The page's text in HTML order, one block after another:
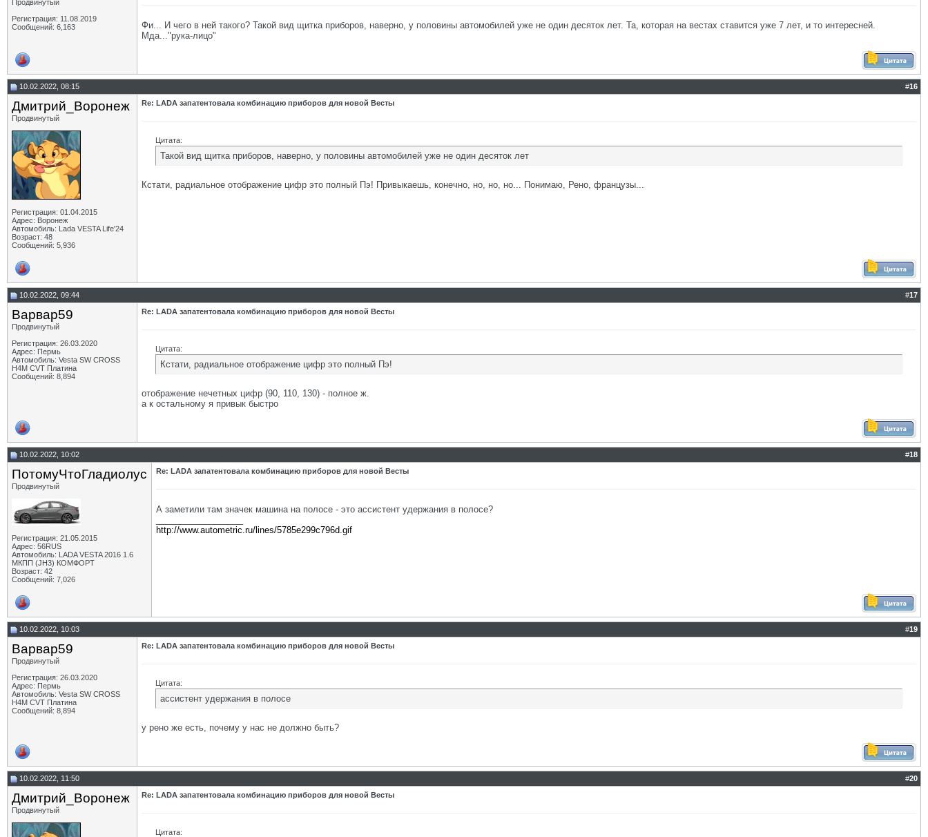
Продвинутый
Регистрация: 11.08.2019
Сообщений: 6,163
Фи... И чего в ней такого? Такой вид щитка приборов, наверно, у половины автомобилей уже не один десяток лет. Та, которая на вестах ставится уже 7 лет, и то интересней.
Мда..."рука-лицо"
10.02.2022, 08:15 #16
Дмитрий_Воронеж
Продвинутый
Регистрация: 01.04.2015
Адрес: Воронеж
Автомобиль: Lada VESTA Life'24
Возраст: 48
Сообщений: 5,936
Re: LADA запатентовала комбинацию приборов для новой Весты
Цитата:
Такой вид щитка приборов, наверно, у половины автомобилей уже не один десяток лет
Кстати, радиальное отображение цифр это полный Пэ! Привыкаешь, конечно, но, но, но... Понимаю, Рено, французы...
10.02.2022, 09:44 #17
Варвар59
Продвинутый
Регистрация: 26.03.2020
Адрес: Пермь
Автомобиль: Vesta SW CROSS
H4M CVT Платина
Сообщений: 8,894
Re: LADA запатентовала комбинацию приборов для новой Весты
Цитата:
Кстати, радиальное отображение цифр это полный Пэ!
отображение нечетных цифр (90, 110, 130) - полное ж.
а к остальному я привык быстро
10.02.2022, 10:02 #18
ПотомуЧтоГладиолус
Продвинутый
Регистрация: 21.05.2015
Адрес: 56RUS
Автомобиль: LADA VESTA 2016 1.6
МКПП (JH3) КОМФОРТ
Возраст: 42
Сообщений: 7,026
Re: LADA запатентовала комбинацию приборов для новой Весты
А заметили там значек машина на полосе - это ассистент удержания в полосе?
http://www.autometric.ru/lines/5785e299c796d.gif
10.02.2022, 10:03 #19
Варвар59
Продвинутый
Регистрация: 26.03.2020
Адрес: Пермь
Автомобиль: Vesta SW CROSS
H4M CVT Платина
Сообщений: 8,894
Re: LADA запатентовала комбинацию приборов для новой Весты
Цитата:
ассистент удержания в полосе
у рено же есть, почему у нас не должно быть?
10.02.2022, 11:50 #20
Дмитрий_Воронеж
Продвинутый
Re: LADA запатентовала комбинацию приборов для новой Весты
Цитата: